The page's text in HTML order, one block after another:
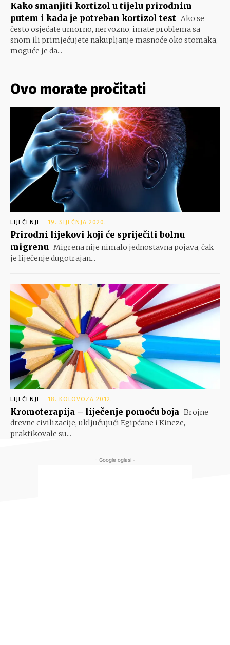
Kako smanjiti kortizol u tijelu prirodnim
putem i kada je potreban kortizol test Ako se
često osjećate umorno, nervozno, imate problema sa
snom ili primjećujete nakupljanje masnoće oko stomaka,
moguće je da...
Ovo morate pročitati
LIJEČENJE 19. SIJEČNJA 2020.
Prirodni lijekovi koji će spriječiti bolnu
migrenu Migrena nije nimalo jednostavna pojava, čak
je liječenje dugotrajan...
LIJEČENJE 18. KOLOVOZA 2012.
Kromoterapija – liječenje pomoću boja Brojne
drevne civilizacije, uključujući Egipćane i Kineze,
praktikovale su...
- Google oglasi -